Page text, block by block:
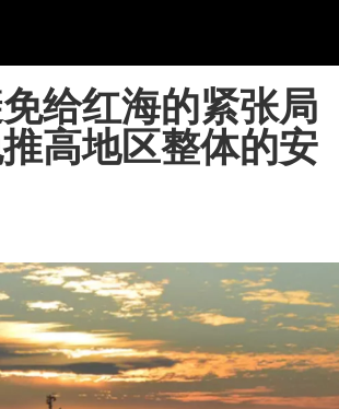
给红海的紧张局
高地区整体的安